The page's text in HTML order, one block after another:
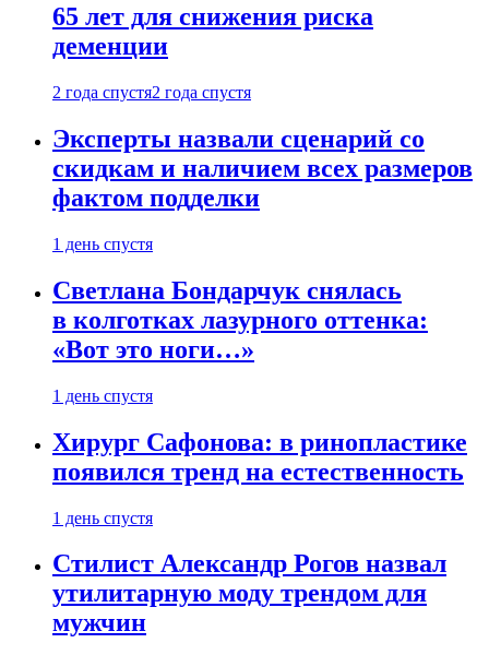
65 лет для снижения риска
деменции
2 года спустя2 года спустя
Эксперты назвали сценарий со
скидкам и наличием всех размеров
фактом подделки
1 день спустя
Светлана Бондарчук снялась
в колготках лазурного оттенка:
«Вот это ноги…»
1 день спустя
Хирург Сафонова: в ринопластике
появился тренд на естественность
1 день спустя
Стилист Александр Рогов назвал
утилитарную моду трендом для
мужчин